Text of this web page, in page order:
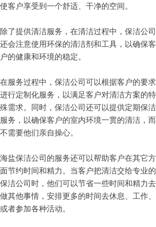
使客户享受到一个舒适、干净的空间。
除了提供清洁服务，在清洁过程中，保洁公司
还会注意使用环保的清洁剂和工具，以确保客
户的健康和环境的稳定。
在服务过程中，保洁公司可以根据客户的要求
进行定制化服务，以满足客户对清洁方案的特
殊需求。同时，保洁公司还可以提供定期保洁
服务，以确保客户的室内环境一贯的清洁，而
不需要他们亲自操心。
海盐保洁公司的服务还可以帮助客户在其它方
面节约时间和精力。当客户把清洁交给专业的
保洁公司时，他们可以节省一些时间和精力去
做其他事情，安排更多的时间去休息、工作、
或者参加各种活动。